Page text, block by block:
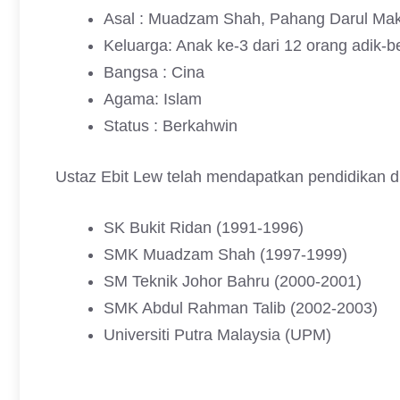
Asal : Muadzam Shah, Pahang Darul
Keluarga: Anak ke-3 dari 12 orang adik-
Bangsa : Cina
Agama: Islam
Status : Berkahwin
Ustaz Ebit Lew telah mendapatkan pendidikan
SK Bukit Ridan (1991-1996)
SMK Muadzam Shah (1997-1999)
SM Teknik Johor Bahru (2000-2001)
SMK Abdul Rahman Talib (2002-2003)
Universiti Putra Malaysia (UPM)